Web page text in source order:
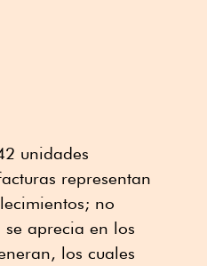
unidades
representan
no
aprecia en los
los cuales